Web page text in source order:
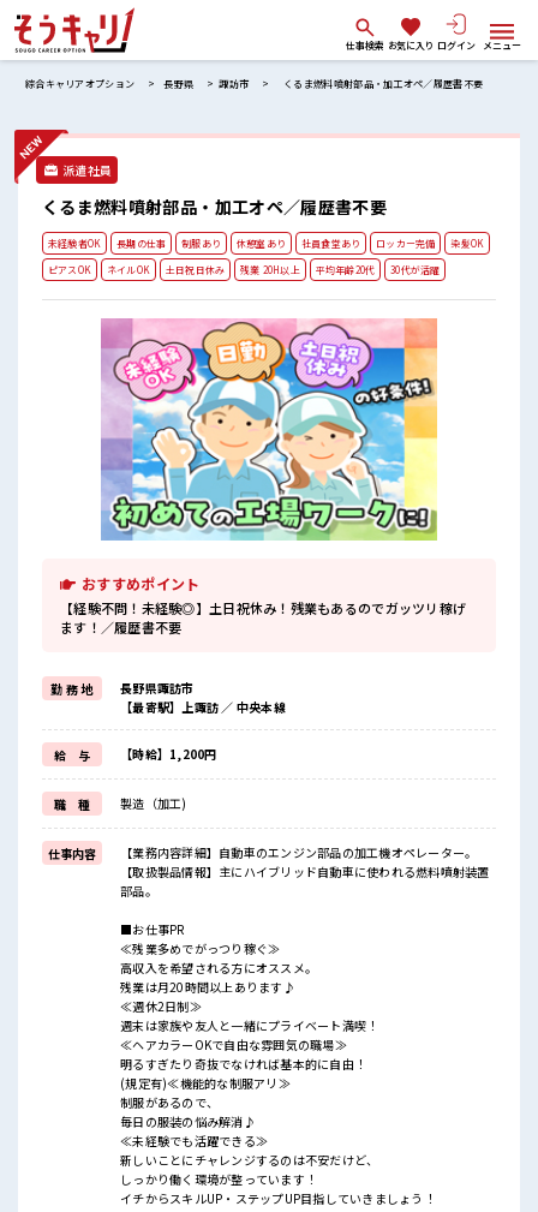
仕事検索 お気に入り ログイン メニュー
綜合キャリアオプション 長野県 諏訪市 くるま燃料噴射部品・加工オペ／履歴書不要
派遣社員
くるま燃料噴射部品・加工オペ／履歴書不要
未経験者OK 長期の仕事 制服あり 休憩室あり 社員食堂あり ロッカー完備
染髪OK
ピアスOK
ネイルOK 土日祝日休み 残業 20H以上 平均年齢20代 30代が活躍
おすすめポイント
【経験不問！未経験◎】土日祝休み！残業もあるのでガッツリ稼げ
ます！／履歴書不要
勤 務 地
長野県諏訪市
【最寄駅】上諏訪 ／ 中央本線
給 与 【時給】1,200円
職 種 製造（加工)
仕事内容
【業務内容詳細】自動車のエンジン部品の加工機オペレーター。
【取扱製品情報】主にハイブリッド自動車に使われる燃料噴射装置
部品。
■お仕事PR
≪残業多めでがっつり稼ぐ≫
高収入を希望される方にオススメ。
残業は月20時間以上あります♪
≪週休2日制≫
週末は家族や友人と一緒にプライベート満喫！
≪ヘアカラーOKで自由な雰囲気の職場≫
明るすぎたり奇抜でなければ基本的に自由！
(規定有)≪機能的な制服アリ≫
制服があるので、
毎日の服装の悩み解消♪
≪未経験でも活躍できる≫
新しいことにチャレンジするのは不安だけど、
しっかり働く環境が整っています！
イチからスキルUP・ステップUP目指していきましょう！